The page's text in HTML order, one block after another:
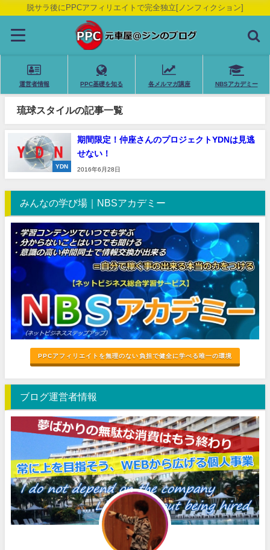
脱サラ後にPPCアフィリエイトで完全独立[ノンフィクション]
運営者情報 PPC基礎を知る 各メルマガ講座 NBSアカデミー
琉球スタイルの記事一覧
YDN
期間限定！仲座さんのプロジェクトYDNは見逃
せない！
2016年6月28日
みんなの学び場｜NBSアカデミー
PPCアフィリエイトを無理のない負担で健全に学べる唯一の環境
ブログ運営者情報